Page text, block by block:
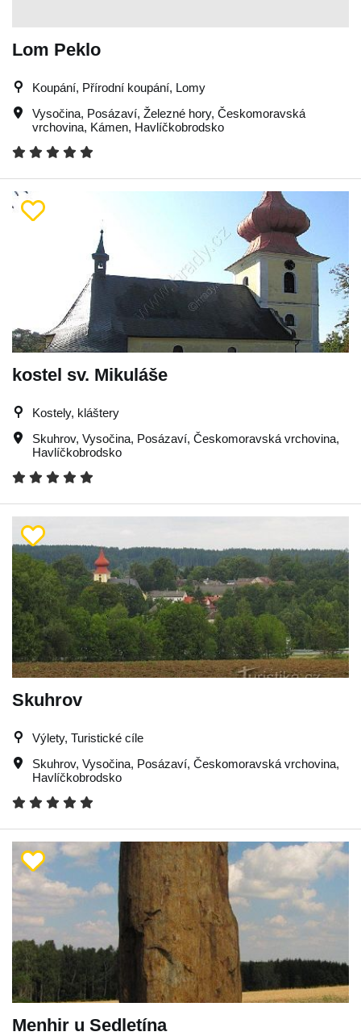
Lom Peklo
Koupání, Přírodní koupání, Lomy
Vysočina, Posázaví, Železné hory, Českomoravská
vrchovina, Kámen, Havlíčkobrodsko
kostel sv. Mikuláše
Kostely, kláštery
Skuhrov, Vysočina, Posázaví, Českomoravská vrchovina,
Havlíčkobrodsko
Skuhrov
Výlety, Turistické cíle
Skuhrov, Vysočina, Posázaví, Českomoravská vrchovina,
Havlíčkobrodsko
Menhir u Sedletína